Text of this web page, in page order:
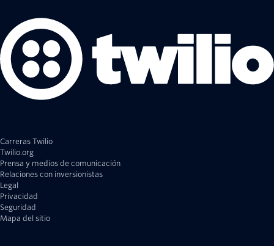
Carreras Twilio
Twilio.org
Prensa y medios de comunicación
Relaciones con inversionistas
Legal
Privacidad
Seguridad
Mapa del sitio